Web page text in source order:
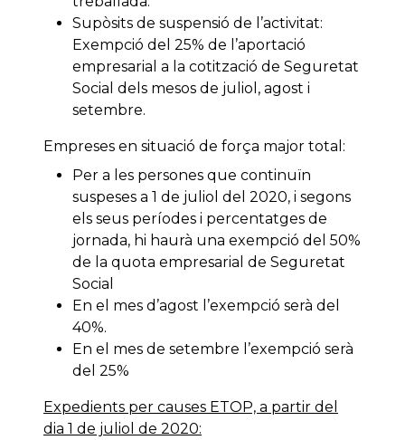
Supòsits de suspensió de l’activitat:
Exempció del 25% de l’aportació
empresarial a la cotització de Seguretat
Social dels mesos de juliol, agost i
setembre.
Empreses en situació de força major total:
Per a les persones que continuïn
suspeses a 1 de juliol del 2020, i segons
els seus períodes i percentatges de
jornada, hi haurà una exempció del 50%
de la quota empresarial de Seguretat
Social
En el mes d’agost l’exempció serà del
40%.
En el mes de setembre l’exempció serà
del 25%
Expedients per causes ETOP, a partir del
dia 1 de juliol de 2020: